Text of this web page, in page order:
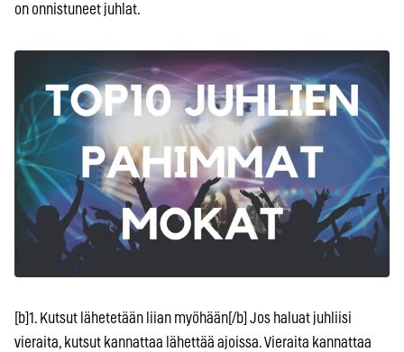
on onnistuneet juhlat.
[b]1. Kutsut lähetetään liian myöhään[/b] Jos haluat juhliisi
vieraita, kutsut kannattaa lähettää ajoissa. Vieraita kannattaa